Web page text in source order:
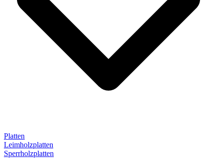
Platten
Leimholzplatten
Sperrholzplatten